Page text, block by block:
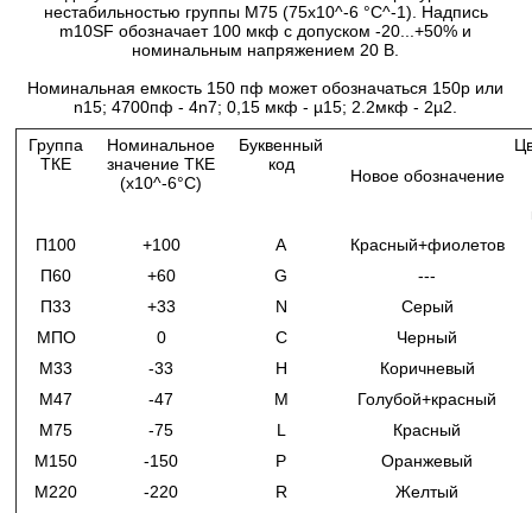
нестабильностью группы М75 (75х10^-6 °C^-1). Надпись
m10SF обозначает 100 мкф с допуском -20...+50% и
номинальным напряжением 20 В.
Номинальная емкость 150 пф может обозначаться 150р или
n15; 4700пф - 4n7; 0,15 мкф - µ15; 2.2мкф - 2µ2.
Группа
ТКЕ
Номинальное
значение ТКЕ
(x10^-6°C)
Буквенный
код
Новое обозначение
П100
+100 A
Красный+фиолетов
П60
+60 G
---
П33
+33 N
Серый
МПО
0 C
Черный
М33
-33 H
Коричневый
М47
-47 M
Голубой+красный
М75
-75 L
Красный
М150
-150 P
Оранжевый
М220
-220 R
Желтый